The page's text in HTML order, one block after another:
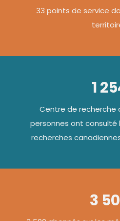
33 points de service
1
Centre de recherche
personnes ont
recherches
3